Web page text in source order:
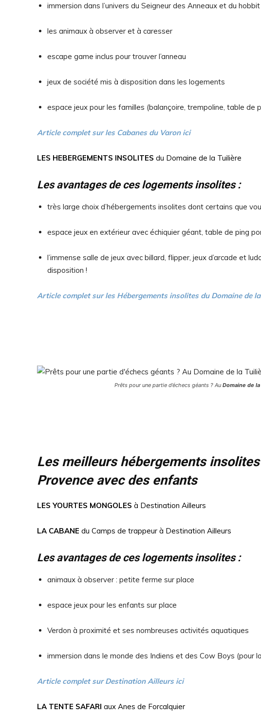
immersion dans l’univers du Seigneur des Anneaux et du hobbit
les animaux à observer et à caresser
escape game inclus pour trouver l’anneau
jeux de société mis à disposition dans les logements
espace jeux pour les familles (balançoire, trempoline, table de
Article complet sur les Cabanes du Varon ici
LES HEBERGEMENTS INSOLITES du Domaine de la Tuilière
Les avantages de ces logements insolites :
très large choix d’hébergements insolites dont certains que
espace jeux en extérieur avec échiquier géant, table de ping
l’immense salle de jeux avec billard, flipper, jeux d’arcade et
disposition !
Article complet sur les Hébergements insolites du Domaine de
Prêts pour une partie d’échecs géants ? Au Domaine de
Les meilleurs hébergements
Provence avec des enfants
LES YOURTES MONGOLES à Destination Ailleurs
LA CABANE du Camps de trappeur à Destination Ailleurs
Les avantages de ces logements insolites :
animaux à observer : petite ferme sur place
espace jeux pour les enfants sur place
Verdon à proximité et ses nombreuses activités aquatiques
immersion dans le monde des Indiens et des Cow Boys (pour
Article complet sur Destination Ailleurs ici
LA TENTE SAFARI aux Anes de Forcalquier